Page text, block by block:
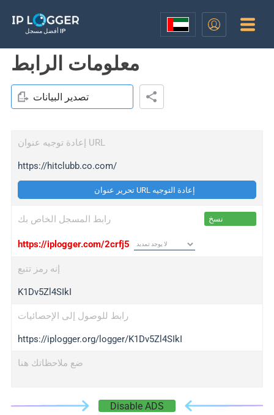
أفضل مسجل IP
معلومات الرابط
تصدير البيانات
إعادة توجيه عنوان URL
https://hitclubb.co.com/
تحرير عنوان URL إعادة التوجيه
رابط المسجل الخاص بك نسخ
https://iplogger.com/2crfj5
إنه رمز تتبع
K1Dv5Zl4SIkI
رابط للوصول إلى الإحصائيات
https://iplogger.org/logger/K1Dv5Zl4SIkI
ضع ملاحظاتك هنا
Disable ADS